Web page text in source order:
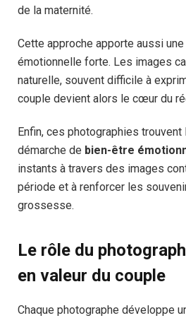
de la maternité.
Cette approche apporte aussi
émotionnelle forte. Les images
naturelle, souvent difficile à
couple devient alors le cœur du
Enfin, ces photographies trouvent
démarche de bien-être
instants à travers des images
période et à renforcer les
grossesse.
Le rôle du
en valeur du couple
Chaque photographe développe